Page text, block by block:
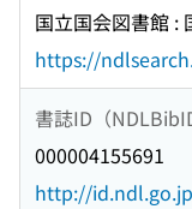
国立国会図書館 :
https://
書誌ID（
000004155691
http://